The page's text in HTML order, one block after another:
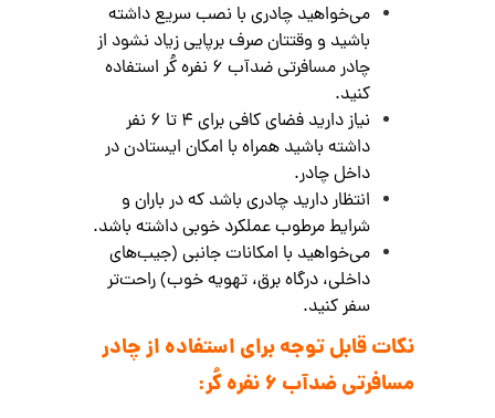
می‌خواهید چادری با نصب سریع داشته
باشید و وقتتان صرف برپایی زیاد نشود از
چادر مسافرتی ضدآب 6 نفره کُر استفاده
کنید.
نیاز دارید فضای کافی برای ۴ تا ۶ نفر
داشته باشید همراه با امکان ایستادن در
داخل چادر.
انتظار دارید چادری باشد که در باران و
شرایط مرطوب عملکرد خوبی داشته باشد.
می‌خواهید با امکانات جانبی (جیب‌های
داخلی، درگاه برق، تهویه خوب) راحت‌تر
سفر کنید.
نکات قابل توجه برای استفاده از چادر
مسافرتی ضدآب 6 نفره کُر: